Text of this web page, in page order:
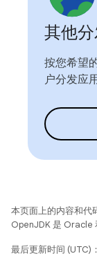
其他
按您希望
户分发应用
本页面上的内容和代
OpenJDK 是 Oracle
最后更新时间 (UTC)